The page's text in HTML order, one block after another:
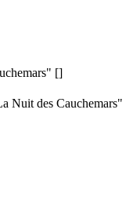
[]
Nuit des Cauchemars"